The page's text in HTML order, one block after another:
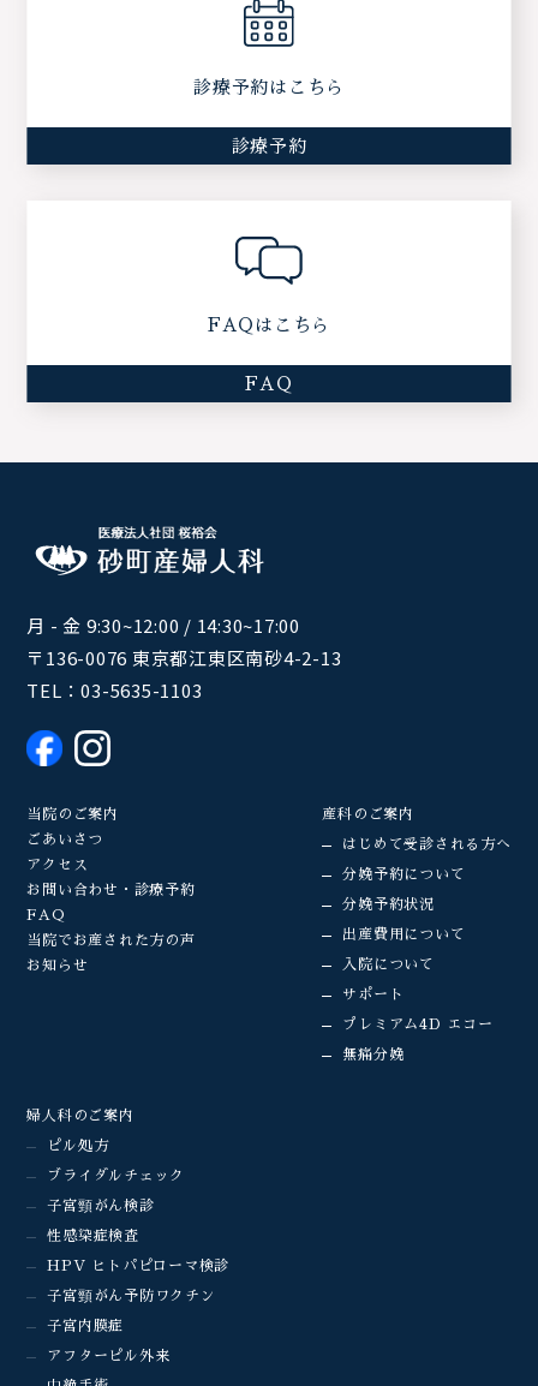
診療予約はこちら
診療予約
FAQはこちら
FAQ
月 - 金 9:30~12:00 / 14:30~17:00
〒136-0076 東京都江東区南砂4-2-13
TEL：03-5635-1103
当院のご案内
ごあいさつ
アクセス
お問い合わせ・診療予約
FAQ
当院でお産された方の声
お知らせ
産科のご案内
はじめて受診される方へ
分娩予約について
分娩予約状況
出産費用について
入院について
サポート
プレミアム4D エコー
無痛分娩
婦人科のご案内
ピル処方
ブライダルチェック
子宮頸がん検診
性感染症検査
HPV ヒトパピローマ検診
子宮頸がん予防ワクチン
子宮内膜症
アフターピル外来